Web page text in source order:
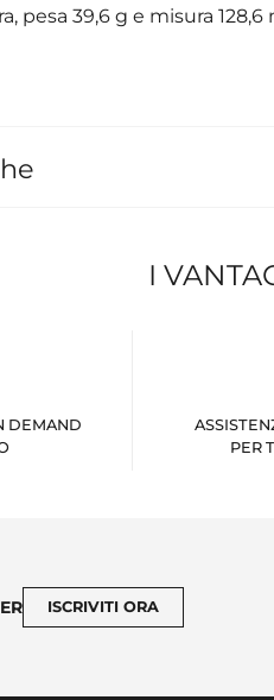
pesa 39,6 g e misura
I
DEMAND
PER
ISCRIVITI ORA